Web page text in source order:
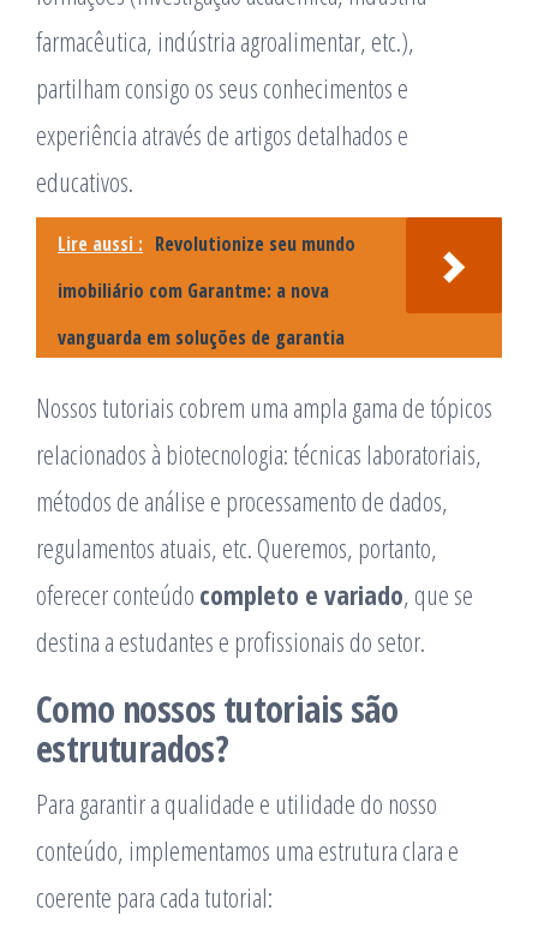
farmacêutica, indústria agroalimentar, etc.),
partilham consigo os seus conhecimentos e
experiência através de artigos detalhados e
educativos.
Lire aussi : Revolutionize seu mundo
imobiliário com Garantme: a nova
vanguarda em soluções de garantia
Nossos tutoriais cobrem uma ampla gama de tópicos
relacionados à biotecnologia: técnicas laboratoriais,
métodos de análise e processamento de dados,
regulamentos atuais, etc. Queremos, portanto,
oferecer conteúdo completo e variado, que se
destina a estudantes e profissionais do setor.
Como nossos tutoriais são
estruturados?
Para garantir a qualidade e utilidade do nosso
conteúdo, implementamos uma estrutura clara e
coerente para cada tutorial: